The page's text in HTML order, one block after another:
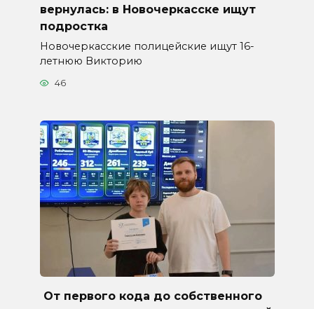
вернулась: в Новочеркасске ищут
подростка
Новочеркасские полицейские ищут 16-
летнюю Викторию
46
От первого кода до собственного